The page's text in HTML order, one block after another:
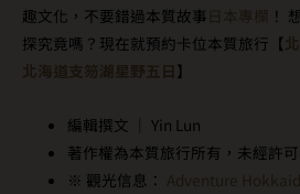
趣文化，不要錯過本質故事 日本專欄 ！
探究竟嗎？現在就預約卡位本質旅行【
北海道支笏湖星野五日 】
編輯撰文 ｜ Yin Lun
著作權為本質旅行所有，未經許
※ 觀光信息： Adventure